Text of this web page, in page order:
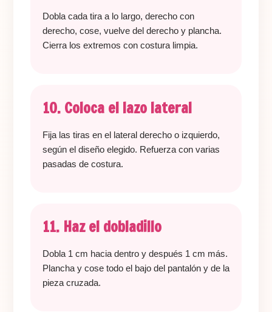
Dobla cada tira a lo largo, derecho con
derecho, cose, vuelve del derecho y plancha.
Cierra los extremos con costura limpia.
10. Coloca el lazo lateral
Fija las tiras en el lateral derecho o izquierdo,
según el diseño elegido. Refuerza con varias
pasadas de costura.
11. Haz el dobladillo
Dobla 1 cm hacia dentro y después 1 cm más.
Plancha y cose todo el bajo del pantalón y de la
pieza cruzada.